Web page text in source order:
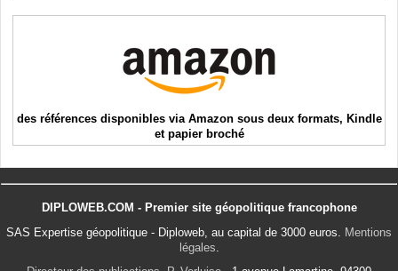
des références disponibles via Amazon sous deux formats, Kindle
et papier broché
DIPLOWEB.COM - Premier site géopolitique francophone
SAS Expertise géopolitique - Diploweb, au capital de 3000 euros. Mentions
légales